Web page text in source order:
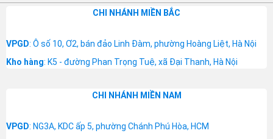
CHI NHÁNH MIỀN BẮC
VPGD: Ô số 10, Ơ2, bán đảo Linh Đàm, phường Hoàng Liệt, Hà Nội
Kho hàng: K5 - đường Phan Trọng Tuệ, xã Đại Thanh, Hà Nội
CHI NHÁNH MIỀN NAM
VPGD: NG3A, KDC ấp 5, phường Chánh Phú Hòa, HCM